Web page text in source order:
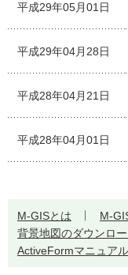
平成29年05月01日
平成29年04月28日
平成28年04月21日
平成28年04月01日
M-GISとは
M-
背景地図のダウンロー
ActiveFormマニュアル